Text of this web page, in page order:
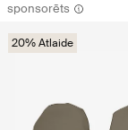
sponsorēts
20% Atlaide